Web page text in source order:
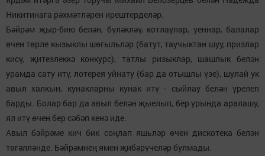
Никитинага рәхмәтләрен ирештерделәр.
Бәйрәм җыр-бию белән, бүләкләү, котлаулар, уеннар, балалар
өчен төрле кызыклы шөгыльләр (батут, таучыктан шуу, призлар
кисү, җитезлеккә конкурс), татлы ризыклар, шашлык белән
урамда сату итү, лотерея уйнату (бар да отышлы үзе), шулай ук
авыл халкын, кунакларны кунак итү - сыйлау белән үрелеп
барды. Болар бар да авыл белән җыелып, бер урында аралашу,
ял итү өчен бер сәбәп кенә иде.
Авыл бәйрәме кич бик соңлап яшьләр өчен дискотека белән
төгәлләнде. Бәйрәмнең ямен җибәрүчеләр булмады.